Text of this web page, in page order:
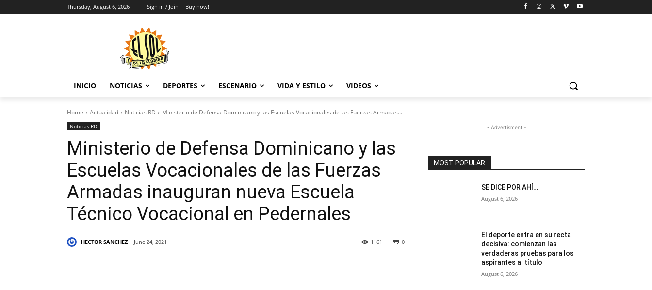
Thursday, August 6, 2026 Sign in / Join Buy now!
INICIO NOTICIAS DEPORTES ESCENARIO VIDA Y ESTILO VIDEOS
Home Actualidad Noticias RD Ministerio de Defensa Dominicano y las Escuelas Vocacionales de las Fuerzas Armadas...
Noticias RD
Ministerio de Defensa Dominicano y las
Escuelas Vocacionales de las Fuerzas
Armadas inauguran nueva Escuela
Técnico Vocacional en Pedernales
HECTOR SANCHEZ June 24, 2021 0
1161
- Advertisment -
MOST POPULAR
SE DICE POR AHÍ…
August 6, 2026
El deporte entra en su recta
decisiva: comienzan las
verdaderas pruebas para los
aspirantes al título
August 6, 2026